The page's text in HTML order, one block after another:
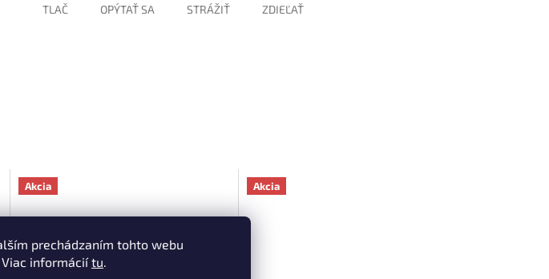
prechádzaním tohto webu
informáciítu
TLAČ OPÝTAŤ SA STRÁŽIŤ ZDIEĽAŤ
Akcia Akcia